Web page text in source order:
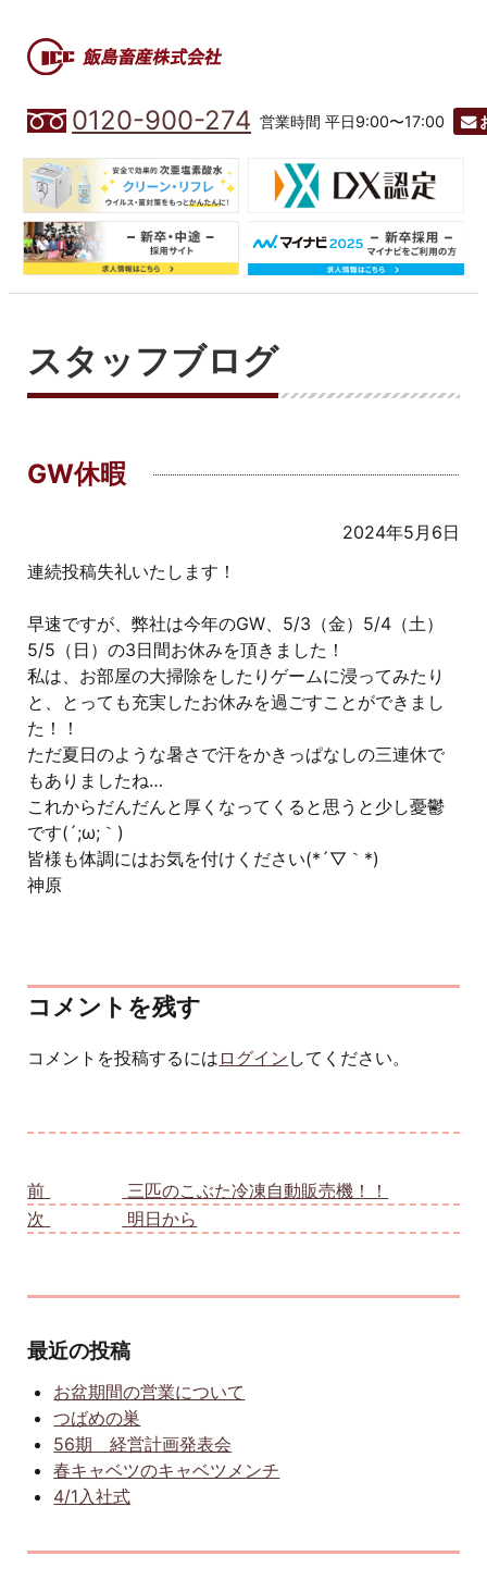
0120-900-274 営業時間 平日9:00〜17:00
スタッフブログ
GW休暇
2024年5月6日
連続投稿失礼いたします！
早速ですが、弊社は今年のGW、5/3（金）5/4（土）
5/5（日）の3日間お休みを頂きました！
私は、お部屋の大掃除をしたりゲームに浸ってみたり
と、とっても充実したお休みを過ごすことができまし
た！！
ただ夏日のような暑さで汗をかきっぱなしの三連休で
もありましたね…
これからだんだんと厚くなってくると思うと少し憂鬱
です(´;ω;｀)
皆様も体調にはお気を付けください(*´▽｀*)
神原
コメントを残す
コメントを投稿するには ログイン してください。
前
三匹のこぶた冷凍自動販売機！！
次
明日から
最近の投稿
お盆期間の営業について
つばめの巣
56期 経営計画発表会
春キャベツのキャベツメンチ
4/1入社式